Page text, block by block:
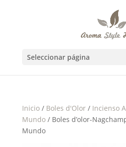
Seleccionar página
Inicio/ Boles d'Olor/ Incienso
Mundo/ Boles d’olor-
Mundo